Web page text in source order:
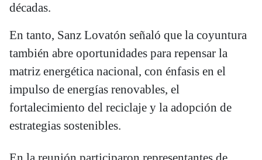
décadas.
En tanto, Sanz Lovatón señaló que la coyuntura
también abre oportunidades para repensar la
matriz energética nacional, con énfasis en el
impulso de energías renovables, el
fortalecimiento del reciclaje y la adopción de
estrategias sostenibles.